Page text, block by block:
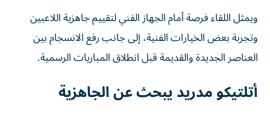
ويمثل اللقاء فرصة أمام الجهاز الفني لتقييم جاهزية اللاعبين
وتجربة بعض الخيارات الفنية، إلى جانب رفع الانسجام بين
العناصر الجديدة والقديمة قبل انطلاق المباريات الرسمية.
أتلتيكو مدريد يبحث عن الجاهزية